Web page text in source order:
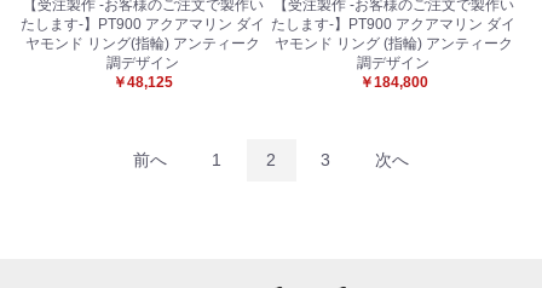
【受注製作 -お客様のご注文で製作い
たします-】PT900 アクアマリン ダイ
ヤモンド リング(指輪) アンティーク
調デザイン
￥48,125
【受注製作 -お客様のご注文で製作い
たします-】PT900 アクアマリン ダイ
ヤモンド リング (指輪) アンティーク
調デザイン
￥184,800
前へ 1 2 3 次へ